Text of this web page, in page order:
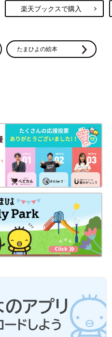
楽天ブックスで購入
たまひよの絵本